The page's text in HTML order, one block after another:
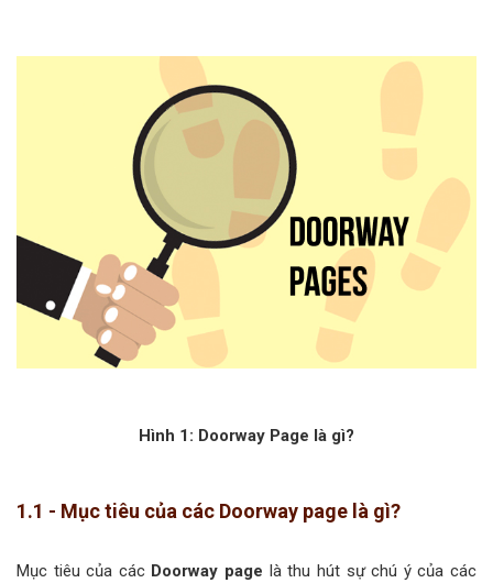
Hình 1: Doorway Page là gì?
1.1 - Mục tiêu của các Doorway page là gì?
Mục tiêu của các Doorway page là thu hút sự chú ý của các